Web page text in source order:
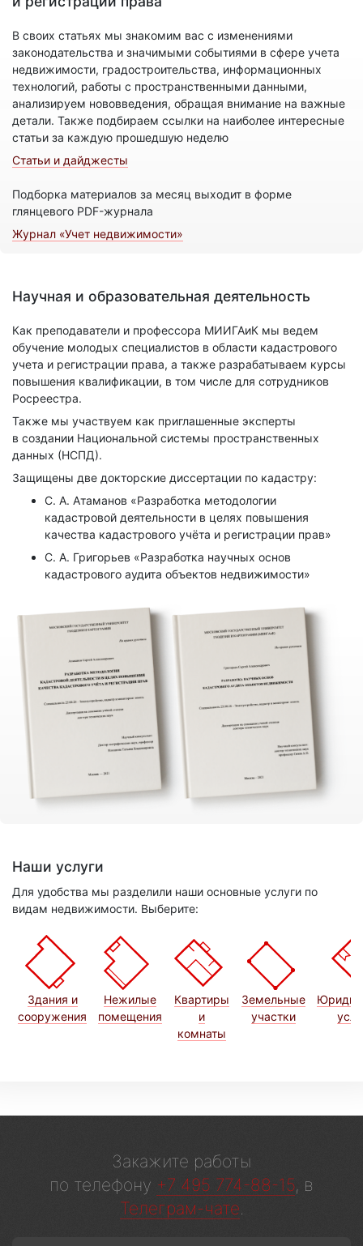
В своих статьях мы знакомим вас с изменениями
законодательства и значимыми событиями в сфере учета
недвижимости, градостроительства, информационных
технологий, работы с пространственными данными,
анализируем нововведения, обращая внимание на важные
детали. Также подбираем ссылки на наиболее интересные
статьи за каждую прошедшую неделю
Статьи и дайджесты
Подборка материалов за месяц выходит в форме
глянцевого PDF-журнала
Журнал «Учет недвижимости»
Научная и образовательная деятельность
Как преподаватели и профессора МИИГАиК мы ведем
обучение молодых специалистов в области кадастрового
учета и регистрации права, а также разрабатываем курсы
повышения квалификации, в том числе для сотрудников
Росреестра.
Также мы участвуем как приглашенные эксперты
в создании Национальной системы пространственных
данных (НСПД).
Защищены две докторские диссертации по кадастру:
С. А. Атаманов «Разработка методологии
кадастровой деятельности в целях повышения
качества кадастрового учёта и регистрации прав»
С. А. Григорьев «Разработка научных основ
кадастрового аудита объектов недвижимости»
Наши услуги
Для удобства мы разделили наши основные услуги по
видам недвижимости. Выберите:
Здания и
сооружения
Нежилые
помещения
Квартиры
и
комнаты
Земельные
участки
Закажите работы
по телефону +7 495 774-88-15, в
Телеграм-чате.